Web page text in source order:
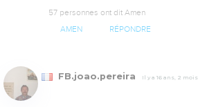
57 personnes ont dit Amen
AMEN RÉPONDRE
FB.joao.pereira Il y a 16 ans, 2 mois